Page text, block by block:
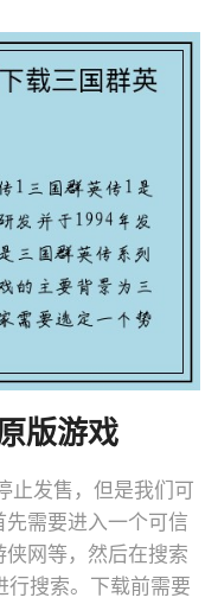
版游戏
止发售，但是我们可
需要进入一个可信
网等，然后在搜索
行搜索。下载前需要